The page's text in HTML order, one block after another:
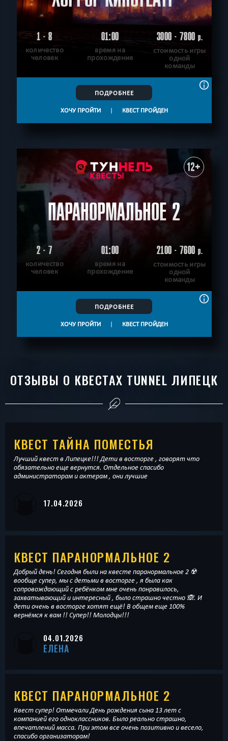
1 - 8
количество
человек
01:00
время на
прохождение
3000 - 7800р.
стоимость игры
одной
команды
ПОДРОБНЕЕ
ХОЧУ ПРОЙТИ | КВЕСТ ПРОЙДЕН
12+
ПАРАНОРМАЛЬНОЕ 2
2 - 7
количество
человек
01:00
время на
прохождение
2100 - 7600р.
стоимость игры
одной
команды
ПОДРОБНЕЕ
ХОЧУ ПРОЙТИ | КВЕСТ ПРОЙДЕН
ОТЗЫВЫ О КВЕСТАХ TUNNEL ЛИПЕЦК
КВЕСТ ТАЙНА ПОМЕСТЬЯ
Лучший квест в Липецке!!! Дети в восторге , говорят что
обязательно еще вернутся. Отдельное спасибо
администраторам и актерам , они лучшие
17.04.2026
КВЕСТ ПАРАНОРМАЛЬНОЕ 2
Добрый день! Сегодня были на квесте паранормальное 2 ☢️
вообще супер, мы с детьми в восторге , я была как
сопровождающий с ребёнком мне очень понравилось,
захватывающий и интересный , было страшно честно 🙈. И
дети очень в восторге хотят ещё! В общем еще 100%
вернёмся к вам !! Супер!! Молодцы!!!
04.01.2026
ЕЛЕНА
КВЕСТ ПАРАНОРМАЛЬНОЕ 2
Квест супер! Отмечали День рождения сына 13 лет с
компанией его одноклассников. Было реально страшно,
впечатлений масса. При этом все очень позитивно и весело,
спасибо организаторам!